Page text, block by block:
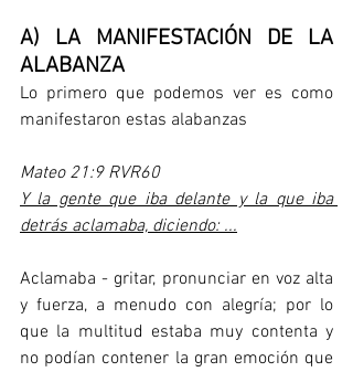
A) LA MANIFESTACIÓN DE LA
ALABANZA
Lo primero que podemos ver es como
manifestaron estas alabanzas
Mateo 21:9 RVR60
Y la gente que iba delante y la que iba
detrás aclamaba, diciendo: ...
Aclamaba - gritar, pronunciar en voz alta
y fuerza, a menudo con alegría; por lo
que la multitud estaba muy contenta y
no podían contener la gran emoción que